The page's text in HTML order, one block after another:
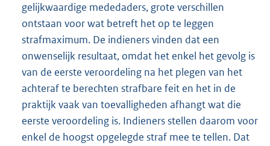
gelijkwaardige mededaders, grote verschillen
ontstaan voor wat betreft het op te leggen
strafmaximum. De indieners vinden dat een
onwenselijk resultaat, omdat het enkel het gevolg is
van de eerste veroordeling na het plegen van het
achteraf te berechten strafbare feit en het in de
praktijk vaak van toevalligheden afhangt wat die
eerste veroordeling is. Indieners stellen daarom voor
enkel de hoogst opgelegde straf mee te tellen. Dat